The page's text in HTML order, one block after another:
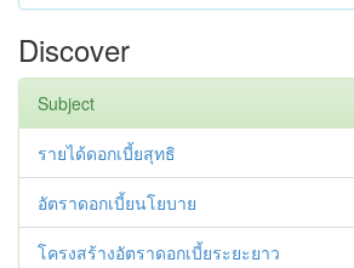
Discover
Subject
รายได้ดอกเบี้ยสุทธิ
อัตราดอกเบี้ยนโยบาย
โครงสร้างอัตราดอกเบี้ยระยะยาว